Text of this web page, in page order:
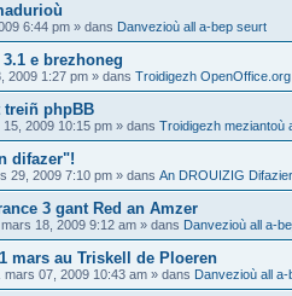
6:44 pm » dans Danvezioù all a-bep seurt
e brezhoneg
2009 1:27 pm » dans Troidigezh
treiñ phpBB
15, 2009 10:15 pm » dans Troidigezh meziantoù
difazer"!
29, 2009 7:10 pm » dans An DROUIZIG Difazier
3 gant Red an Amzer
18, 2009 9:12 am » dans Danvezioù all a-
mars au Triskell de Ploeren
mars 07, 2009 10:43 am » dans Danvezioù all